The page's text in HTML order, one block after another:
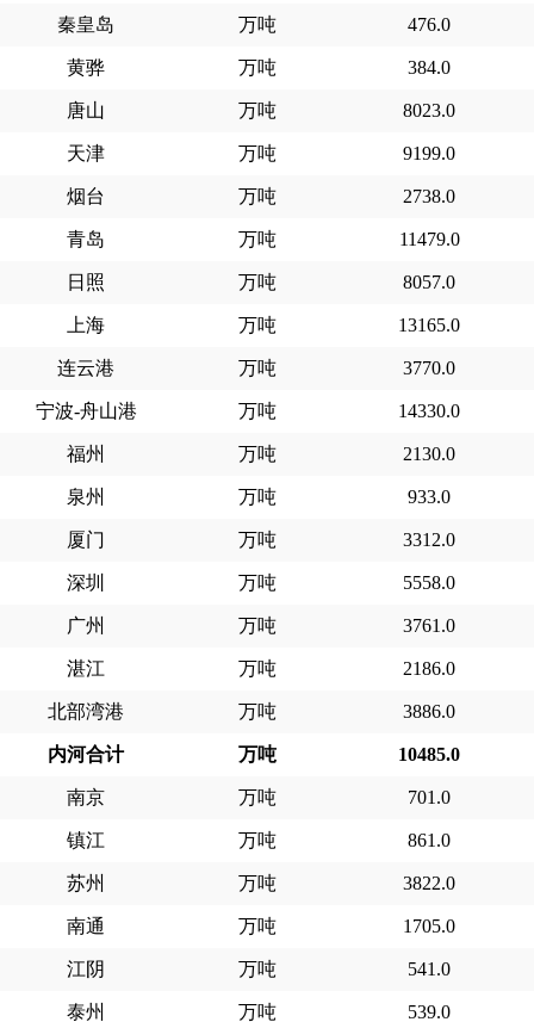
秦皇岛 万吨 476.0
黄骅 万吨 384.0
唐山 万吨 8023.0
天津 万吨 9199.0
烟台 万吨 2738.0
青岛 万吨 11479.0
日照 万吨 8057.0
上海 万吨 13165.0
连云港 万吨 3770.0
宁波-舟山港 万吨 14330.0
福州 万吨 2130.0
泉州 万吨 933.0
厦门 万吨 3312.0
深圳 万吨 5558.0
广州 万吨 3761.0
湛江 万吨 2186.0
北部湾港 万吨 3886.0
内河合计 万吨 10485.0
南京 万吨 701.0
镇江 万吨 861.0
苏州 万吨 3822.0
南通 万吨 1705.0
江阴 万吨 541.0
泰州 万吨 539.0